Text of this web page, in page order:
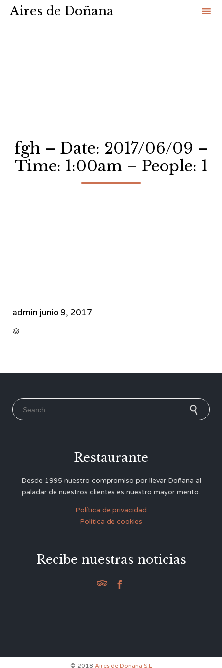
Aires de Doñana
fgh – Date: 2017/06/09 –
Time: 1:00am – People: 1
admin junio 9, 2017

Search for:
Restaurante
Desde 1995 nuestro compromiso por llevar Doñana al
paladar de nuestros clientes es nuestro mayor merito.
Política de privacidad
Política de cookies
Recibe nuestras noticias
 
© 2018 Aires de Doñana S.L